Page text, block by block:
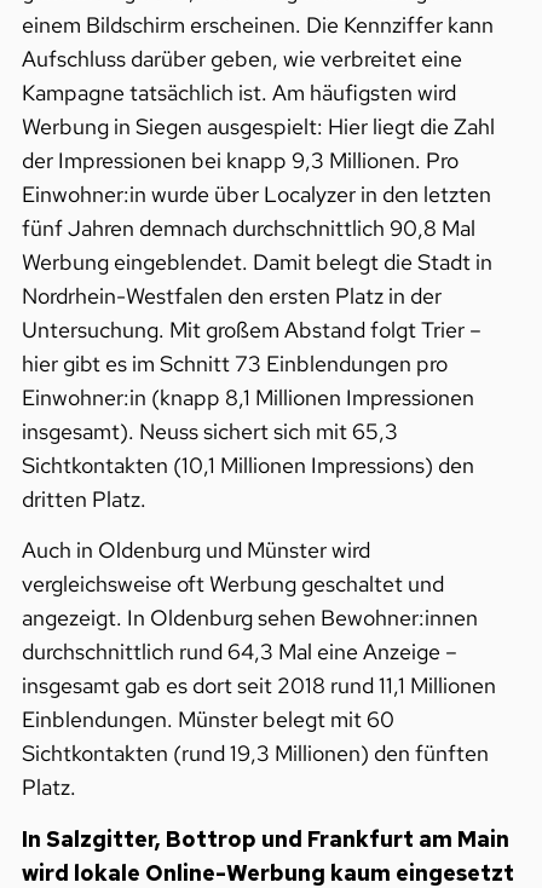
einem Bildschirm erscheinen. Die Kennziffer kann
Aufschluss darüber geben, wie verbreitet eine
Kampagne tatsächlich ist. Am häufigsten wird
Werbung in Siegen ausgespielt: Hier liegt die Zahl
der Impressionen bei knapp 9,3 Millionen. Pro
Einwohner:in wurde über Localyzer in den letzten
fünf Jahren demnach durchschnittlich 90,8 Mal
Werbung eingeblendet. Damit belegt die Stadt in
Nordrhein-Westfalen den ersten Platz in der
Untersuchung. Mit großem Abstand folgt Trier –
hier gibt es im Schnitt 73 Einblendungen pro
Einwohner:in (knapp 8,1 Millionen Impressionen
insgesamt). Neuss sichert sich mit 65,3
Sichtkontakten (10,1 Millionen Impressions) den
dritten Platz.
Auch in Oldenburg und Münster wird
vergleichsweise oft Werbung geschaltet und
angezeigt. In Oldenburg sehen Bewohner:innen
durchschnittlich rund 64,3 Mal eine Anzeige –
insgesamt gab es dort seit 2018 rund 11,1 Millionen
Einblendungen. Münster belegt mit 60
Sichtkontakten (rund 19,3 Millionen) den fünften
Platz.
In Salzgitter, Bottrop und Frankfurt am Main
wird lokale Online-Werbung kaum eingesetzt